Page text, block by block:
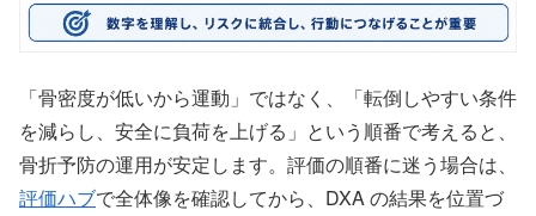
「骨密度が低いから運動」ではなく、「転倒しやすい条件
を減らし、安全に負荷を上げる」という順番で考えると、
骨折予防の運用が安定します。評価の順番に迷う場合は、
評価ハブで全体像を確認してから、DXA の結果を位置づ